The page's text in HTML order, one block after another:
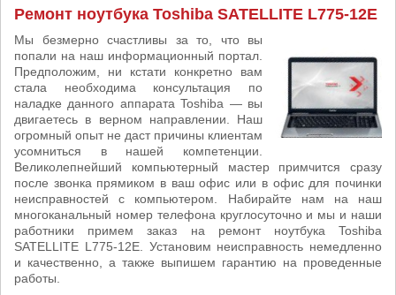
Ремонт ноутбука Toshiba SATELLITE L775-12E
Мы безмерно счастливы за то, что вы
попали на наш информационный портал.
Предположим, ни кстати конкретно вам
стала необходима консультация по
наладке данного аппарата Toshiba — вы
двигаетесь в верном направлении. Наш
огромный опыт не даст причины клиентам
усомниться в нашей компетенции.
Великолепнейший компьютерный мастер примчится сразу
после звонка прямиком в ваш офис или в офис для починки
неисправностей с компьютером. Набирайте нам на наш
многоканальный номер телефона круглосуточно и мы и наши
работники примем заказ на ремонт ноутбука Toshiba
SATELLITE L775-12E. Установим неисправность немедленно
и качественно, а также выпишем гарантию на проведенные
работы.